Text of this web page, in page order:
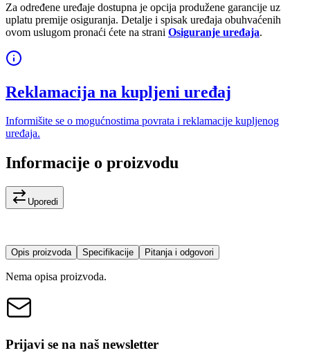
Za određene uređaje dostupna je opcija produžene garancije uz
uplatu premije osiguranja. Detalje i spisak uređaja obuhvaćenih
ovom uslugom pronaći ćete na strani Osiguranje uređaja.
Reklamacija na kupljeni uređaj
Informišite se o mogućnostima povrata i reklamacije kupljenog
uređaja.
Informacije o proizvodu
Uporedi
Opis proizvoda Specifikacije Pitanja i odgovori
Nema opisa proizvoda.
Prijavi se na naš newsletter